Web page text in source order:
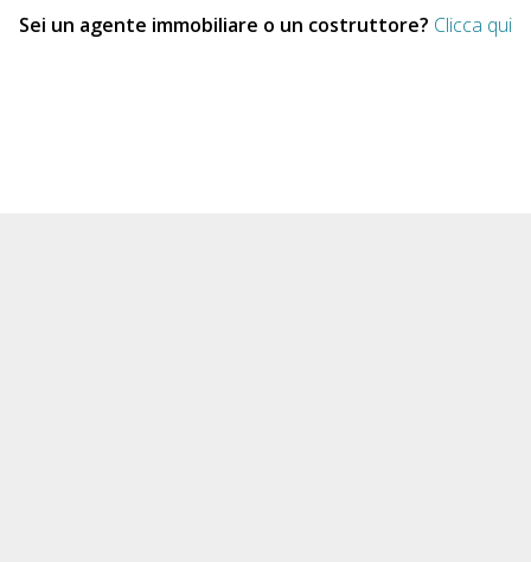
Sei un agente immobiliare o un costruttore? Clicca qui